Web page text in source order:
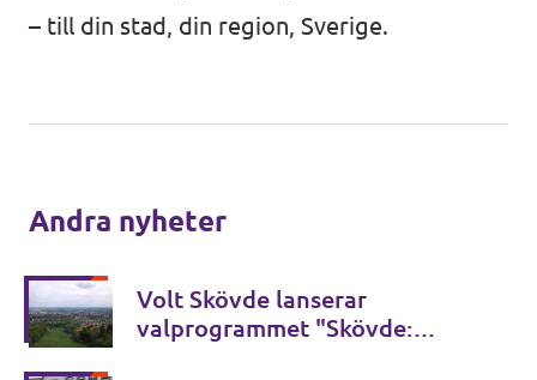
– till din stad, din region, Sverige.
Andra nyheter
Volt Skövde lanserar
valprogrammet "Skövde: